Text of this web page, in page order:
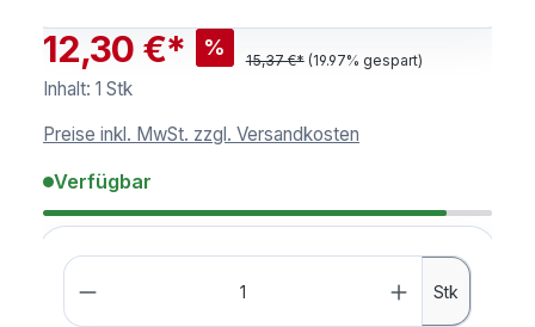
12,30 €* %
15,37 €* (19.97% gespart)
Inhalt: 1 Stk
Preise inkl. MwSt. zzgl. Versandkosten
Verfügbar
Anzahl
Stk